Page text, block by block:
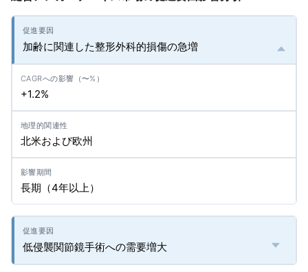
加齢に関連した整形外科的損傷の急増
+1.2%
北米および欧州
長期（4年以上）
低侵襲関節鏡手術への需要増大